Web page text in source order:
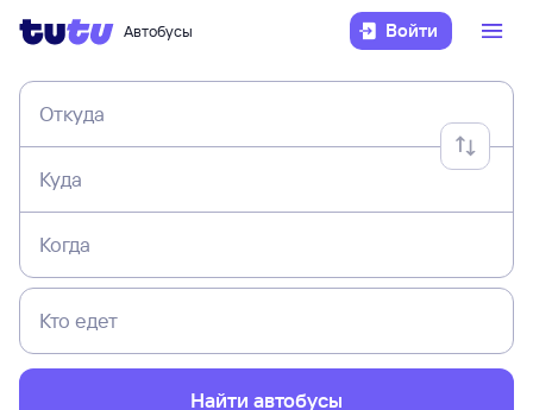
Автобусы Войти
Откуда
Куда
Когда
Кто едет
Найти автобусы